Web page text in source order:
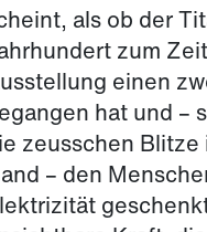
als ob der
zum
einen
hat und –
zeusschen
– den